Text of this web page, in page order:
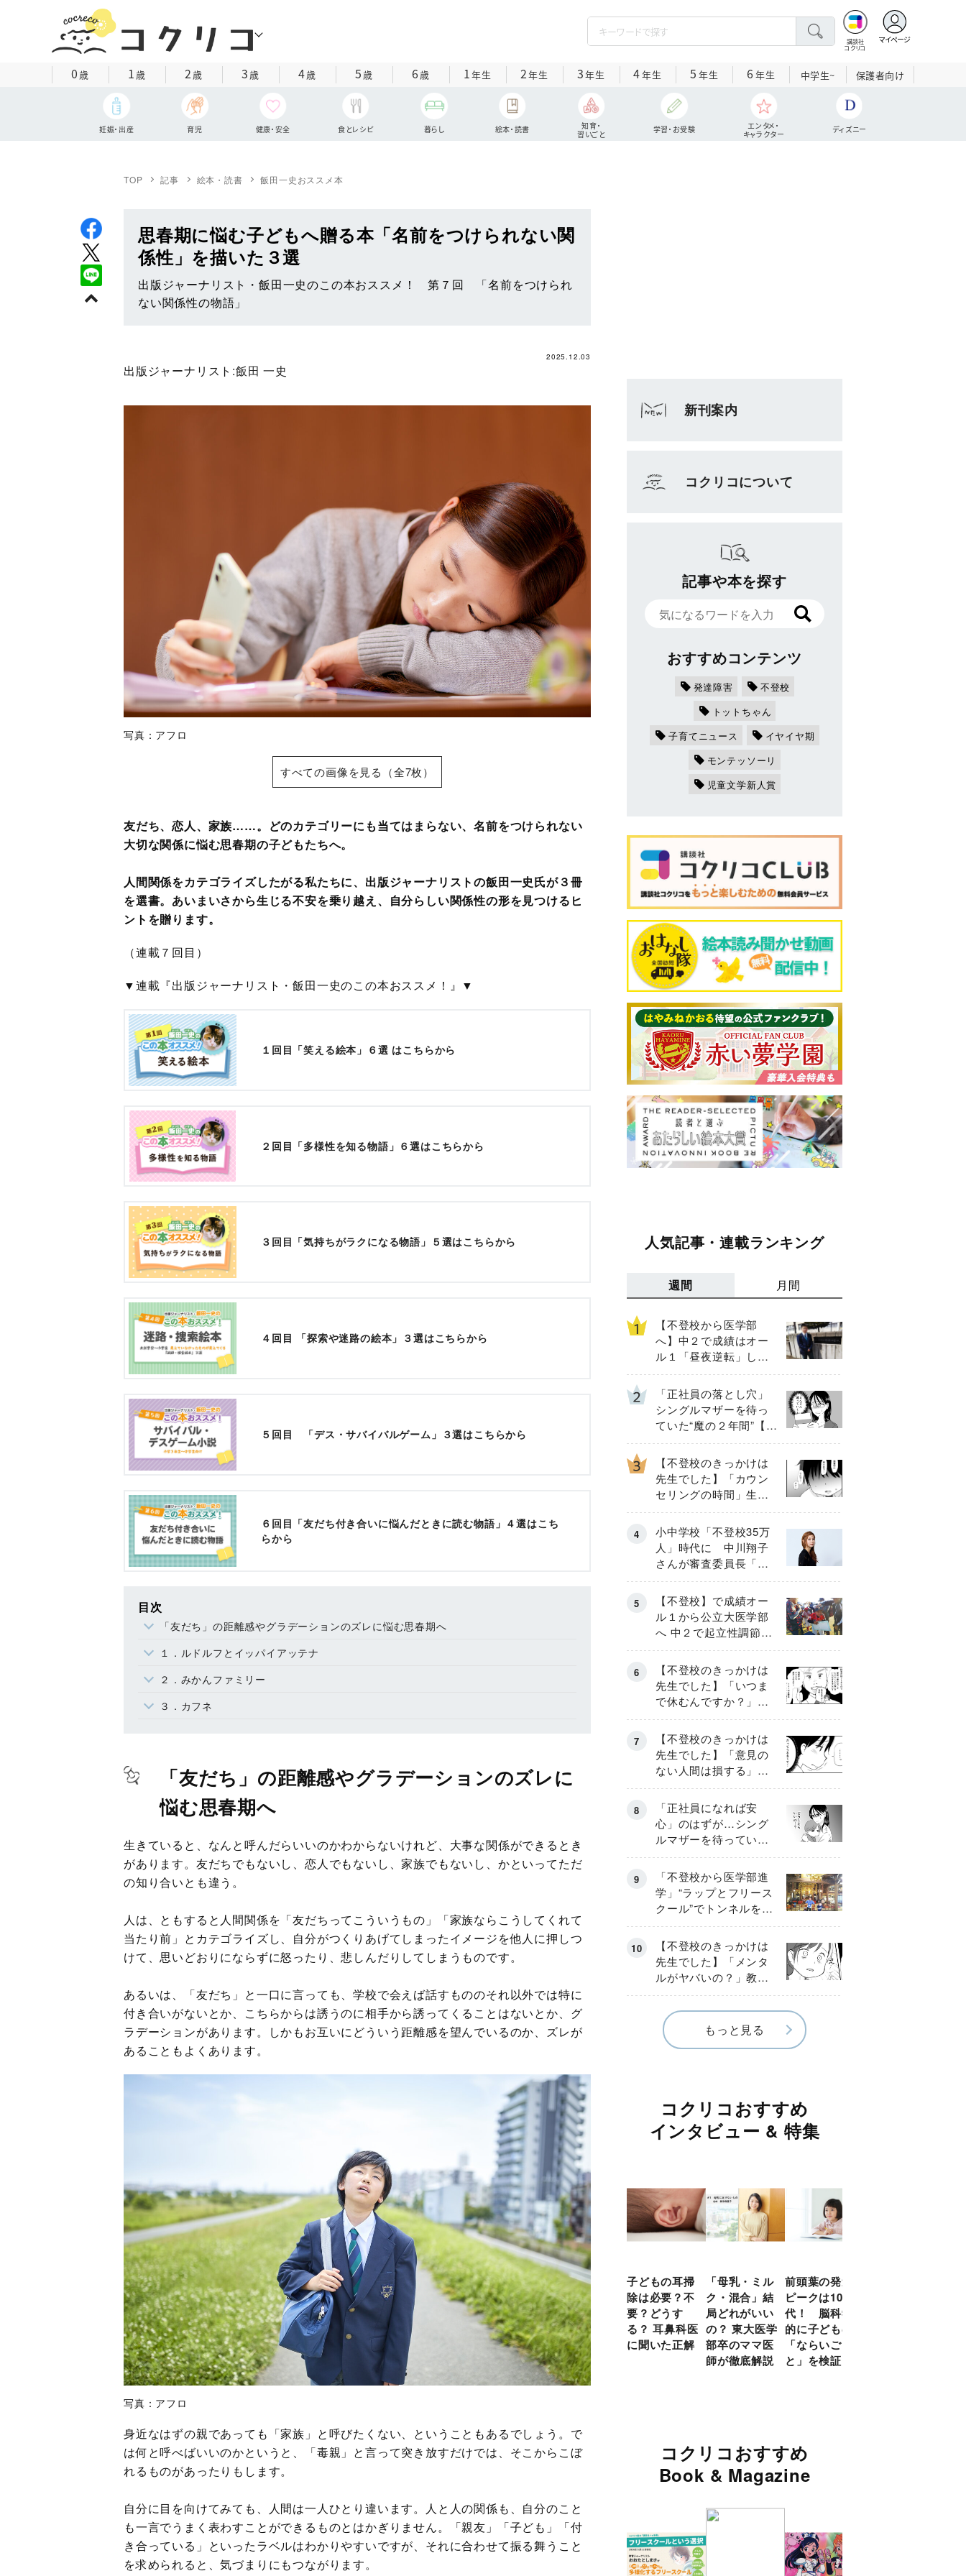
講談社
コクリコ
マイページ
0歳 1歳 2歳 3歳 4歳 5歳 6歳 1年生 2年生 3年生 4年生 5 年生 6 年生 中学生~ 保護者向け
妊娠・出産 育児 健康・安全 食とレシピ 暮らし 絵本・読書
知育・
習いごと
学習・お受験
エンタメ・
キャラクター
ディズニー
TOP 記事 絵本・読書 飯田一史おススメ本
思春期に悩む子どもへ贈る本「名前をつけられない関
係性」を描いた３選
出版ジャーナリスト・飯田一史のこの本おススメ！ 第７回 「名前をつけられ
ない関係性の物語」
2025.12.03
出版ジャーナリスト:飯田 一史
写真：アフロ
すべての画像を見る（全7枚）
友だち、恋人、家族……。どのカテゴリーにも当てはまらない、名前をつけられない
大切な関係に悩む思春期の子どもたちへ。
人間関係をカテゴライズしたがる私たちに、出版ジャーナリストの飯田一史氏が３冊
を選書。あいまいさから生じる不安を乗り越え、自分らしい関係性の形を見つけるヒ
ントを贈ります。
（連載７回目）
▼連載『出版ジャーナリスト・飯田一史のこの本おススメ！』▼
１回目「笑える絵本」６選 はこちらから
２回目「多様性を知る物語」６選はこちらから
３回目「気持ちがラクになる物語」５選はこちらから
４回目 「探索や迷路の絵本」３選はこちらから
５回目 「デス・サバイバルゲーム」３選はこちらから
６回目「友だち付き合いに悩んだときに読む物語」４選はこち
らから
目次
「友だち」の距離感やグラデーションのズレに悩む思春期へ
１．ルドルフとイッパイアッテナ
２．みかんファミリー
３．カフネ
「友だち」の距離感やグラデーションのズレに
悩む思春期へ
生きていると、なんと呼んだらいいのかわからないけれど、大事な関係ができるとき
があります。友だちでもないし、恋人でもないし、家族でもないし、かといってただ
の知り合いとも違う。
人は、ともすると人間関係を「友だちってこういうもの」「家族ならこうしてくれて
当たり前」とカテゴライズし、自分がつくりあげてしまったイメージを他人に押しつ
けて、思いどおりにならずに怒ったり、悲しんだりしてしまうものです。
あるいは、「友だち」と一口に言っても、学校で会えば話すもののそれ以外では特に
付き合いがないとか、こちらからは誘うのに相手から誘ってくることはないとか、グ
ラデーションがあります。しかもお互いにどういう距離感を望んでいるのか、ズレが
あることもよくあります。
写真：アフロ
身近なはずの親であっても「家族」と呼びたくない、ということもあるでしょう。で
は何と呼べばいいのかというと、「毒親」と言って突き放すだけでは、そこからこぼ
れるものがあったりもします。
自分に目を向けてみても、人間は一人ひとり違います。人と人の関係も、自分のこと
も一言でうまく表わすことができるものとはかぎりません。「親友」「子ども」「付
き合っている」といったラベルはわかりやすいですが、それに合わせて振る舞うこと
を求められると、気づまりにもつながります。
新刊案内
コクリコについて
記事や本を探す
おすすめコンテンツ
発達障害
不登校
トットちゃん
子育てニュース
イヤイヤ期
モンテッソーリ
児童文学新人賞
人気記事・連載ランキング
週間 月間
【不登校から医学部
へ】中２で成績はオー
ル１「昼夜逆転」した
わが子を”夜遊び”に連れ
出した母の気づき
「正社員の落とし穴」
シングルマザーを待っ
ていた“魔の２年間”【後
編】
【不登校のきっかけは
先生でした】「カウン
セリングの時間」生徒
の情報をバラしたの
は…《第２話》
小中学校「不登校35万
人」時代に 中川翔子
さんが審査委員長「不
登校生動画甲子園
2026」が開催
【不登校】で成績オー
ル１から公立大医学部
へ 中２で起立性調節障
害「治るまで３年」の
診断 そのとき母は
【不登校のきっかけは
先生でした】「いつま
で休むんですか？」追
い詰められる母と息子
《第６話》
【不登校のきっかけは
先生でした】「意見の
ない人間は損する」担
任の一言が苦しみに…
《第１話》
「正社員になれば安
心」のはずが…シング
ルマザーを待ってい
た“魔の２年間”【前編】
「不登校から医学部進
学」“ラップとフリース
クール”でトンネルを脱
して高校受験へ〔元野
球少年の実話〕
【不登校のきっかけは
先生でした】「メンタ
ルがヤバいの？」教室
で始まった悪ふざけ
《第３話》
もっと見る
コクリコおすすめ
インタビュー & 特集
子どもの耳掃
除は必要？不
要？どうす
る？ 耳鼻科医
に聞いた正解
「母乳・ミル
ク・混合」結
局どれがいい
の？ 東大医学
部卒のママ医
師が徹底解説
前頭葉の発達
ピークは10
代！ 脳科学
的に子どもの
「ならいご
と」を検証
コクリコおすすめ
Book & Magazine